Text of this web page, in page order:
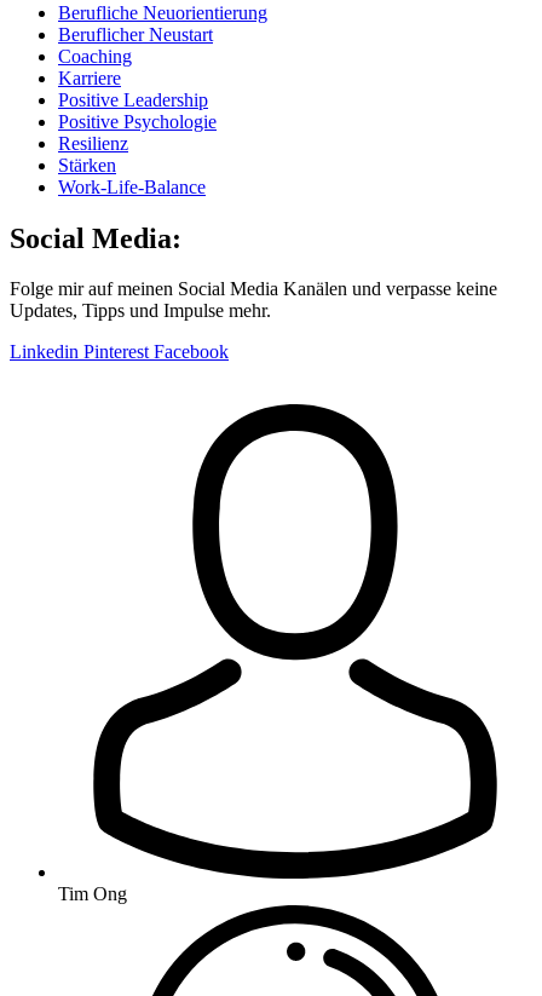
Berufliche Neuorientierung
Beruflicher Neustart
Coaching
Karriere
Positive Leadership
Positive Psychologie
Resilienz
Stärken
Work-Life-Balance
Social Media:
Folge mir auf meinen Social Media Kanälen und verpasse keine
Updates, Tipps und Impulse mehr.
Linkedin Pinterest Facebook
Tim Ong